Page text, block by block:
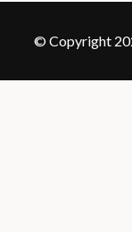
© Copyright